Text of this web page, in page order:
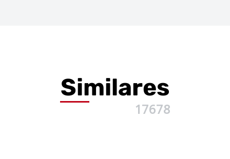
Similares
17678